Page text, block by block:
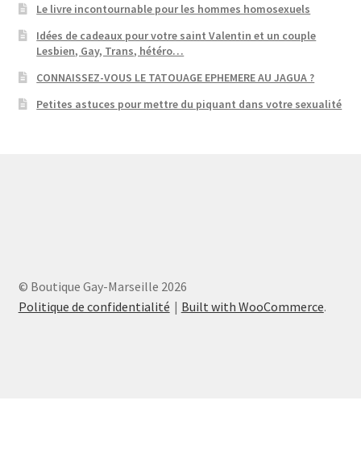
Le livre incontournable pour les hommes homosexuels
Idées de cadeaux pour votre saint Valentin et un couple
Lesbien, Gay, Trans, hétéro…
CONNAISSEZ-VOUS LE TATOUAGE EPHEMERE AU JAGUA ?
Petites astuces pour mettre du piquant dans votre sexualité
© Boutique Gay-Marseille 2026
Politique de confidentialité
Built with WooCommerce.